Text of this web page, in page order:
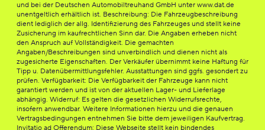
und bei der Deutschen Automobiltreuhand GmbH unter www.dat.de
unentgeltlich erhältlich ist. Beschreibung: Die Fahrzeugbeschreibung
dient lediglich der allg. Identifizierung des Fahrzeuges und stellt keine
Zusicherung im kaufrechtlichen Sinn dar. Die Angaben erheben nicht
den Anspruch auf Vollständigkeit. Die gemachten
Angaben/Beschreibungen sind unverbindlich und dienen nicht als
zugesicherte Eigenschaften. Der Verkäufer übernimmt keine Haftung für
Tipp u. Datenübermittlungsfehler. Ausstattungen sind ggfs. gesondert zu
prüfen. Verfügbarkeit: Die Verfügbarkeit der Fahrzeuge kann nicht
garantiert werden und ist von der aktuellen Lager- und Lieferlage
abhängig. Widerruf: Es gelten die gesetzlichen Widerrufsrechte,
insofern anwendbar. Weitere Informationen hierzu und die genauen
Vertragsbedingungen entnehmen Sie bitte dem jeweiligen Kaufvertrag.
Invitatio ad Offerendum: Diese Webseite stellt kein bindendes